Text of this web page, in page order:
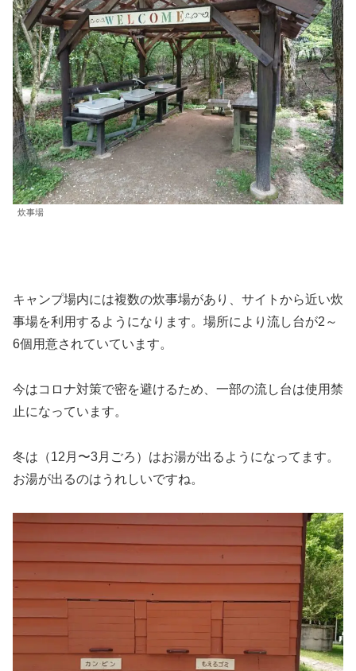
炊事場
キャンプ場内には複数の炊事場があり、サイトから近い炊
事場を利用するようになります。場所により流し台が2～
6個用意されていています。
今はコロナ対策で密を避けるため、一部の流し台は使用禁
止になっています。
冬は（12月〜3月ごろ）はお湯が出るようになってます。
お湯が出るのはうれしいですね。